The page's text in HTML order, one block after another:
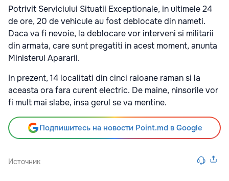
Potrivit Serviciului Situatii Exceptionale, in ultimele 24
de ore, 20 de vehicule au fost deblocate din nameti.
Daca va fi nevoie, la deblocare vor interveni si militarii
din armata, care sunt pregatiti in acest moment, anunta
Ministerul Apararii.
In prezent, 14 localitati din cinci raioane raman si la
aceasta ora fara curent electric. De maine, ninsorile vor
fi mult mai slabe, insa gerul se va mentine.
Подпишитесь на новости Point.md в Google
Источник